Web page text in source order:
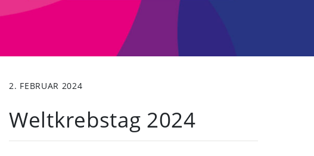
2. FEBRUAR 2024
Weltkrebstag 2024